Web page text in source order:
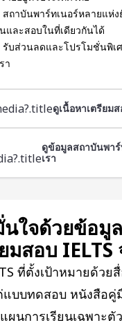
สถาบันพาร์ทเนอร์หลายแห่ง
และสอบในที่เดียวกันได้
รับส่วนลดและโปรโมชั่นพิเ
า
ดูเนื้อหาเตรียมส
ดูข้อมูลสถาบันพาร์
เรา
ใจด้วยข้อมู
มสอบ IELTS
ที่ตั้งเป้าหมายด้วย
แบบทดสอบ หนังสือคู่
ผนการเรียนเฉพาะตั